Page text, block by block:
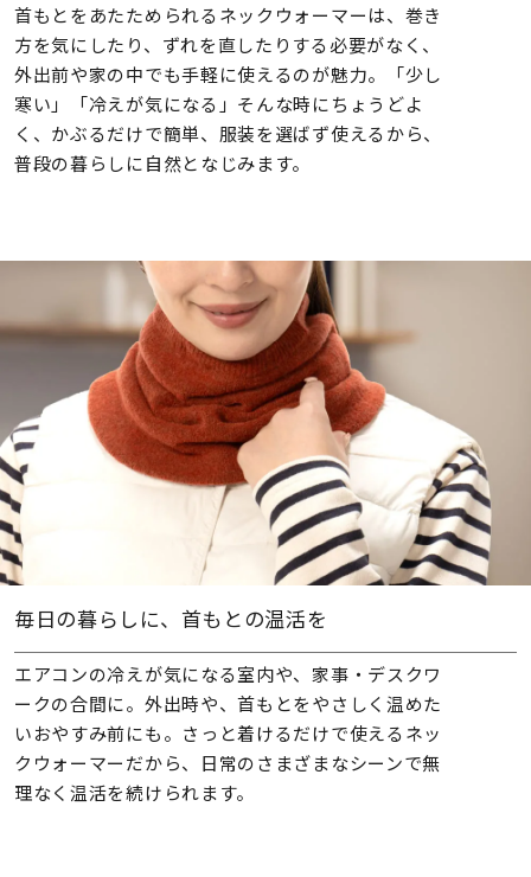
首もとをあたためられるネックウォーマーは、巻き
方を気にしたり、ずれを直したりする必要がなく、
外出前や家の中でも手軽に使えるのが魅力。「少し
寒い」「冷えが気になる」そんな時にちょうどよ
く、かぶるだけで簡単、服装を選ばず使えるから、
普段の暮らしに自然となじみます。
毎日の暮らしに、首もとの温活を
エアコンの冷えが気になる室内や、家事・デスクワ
ークの合間に。外出時や、首もとをやさしく温めた
いおやすみ前にも。さっと着けるだけで使えるネッ
クウォーマーだから、日常のさまざまなシーンで無
理なく温活を続けられます。